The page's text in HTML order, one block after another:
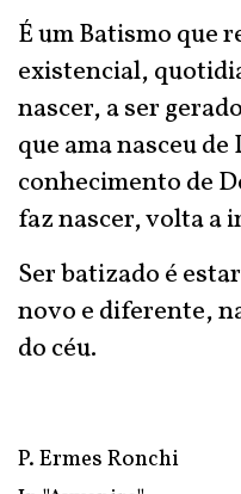
É um Batismo que
existencial,
nascer, a ser
que ama nasceu de
conhecimento de
faz nascer, volta a
Ser batizado é
novo e diferente,
do céu.
P. Ermes Ronchi